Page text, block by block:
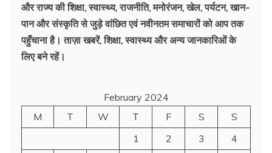
और राज्य की शिक्षा, स्वास्थ्य, राजनीति, मनोरंजन, खेल, पर्यटन, खान-
पान और संस्कृति से जुड़े वांछित एवं नवीनतम समाचारों को आप तक
पहुँचाना है। ताज़ा खबरें, शिक्षा, स्वास्थ्य और अन्य जानकारिओं के
लिए बने रहें।
February 2024
M
T W T F S
S
1
2 3
4